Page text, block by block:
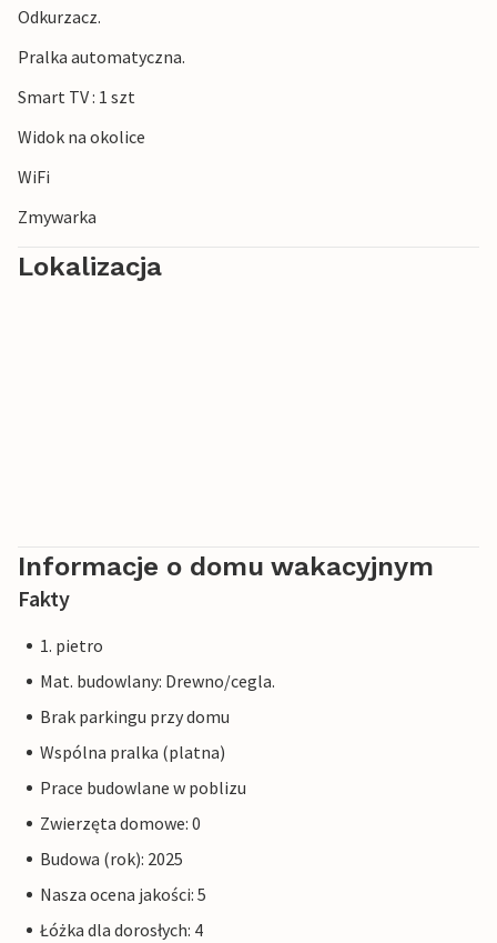
wizualne, tworząc jednocześnie bardzo prywatne
przestrzenie.
***Uwaga: Ośrodek jest obecnie w trakcie budowy.
Odkurzacz.
Pralka automatyczna.
Smart TV : 1 szt
Widok na okolice
WiFi
Zmywarka
Lokalizacja
Informacje o domu wakacyjnym
Fakty
1. pietro
Mat. budowlany: Drewno/cegla.
Brak parkingu przy domu
Wspólna pralka (platna)
Prace budowlane w poblizu
Zwierzęta domowe: 0
Budowa (rok): 2025
Nasza ocena jakości: 5
Łóżka dla dorosłych: 4